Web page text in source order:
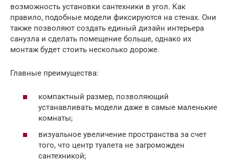
возможность установки сантехники в угол. Как
правило, подобные модели фиксируются на стенах. Они
также позволяют создать единый дизайн интерьера
санузла и сделать помещение больше, однако их
монтаж будет стоить несколько дороже.
Главные преимущества:
компактный размер, позволяющий
устанавливать модели даже в самые маленькие
комнаты;
визуальное увеличение пространства за счет
того, что центр туалета не загроможден
сантехникой;